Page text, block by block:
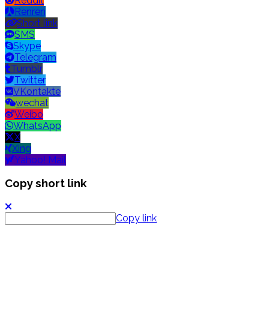
Renren
Short link
SMS
Skype
Telegram
Tumblr
Twitter
VKontakte
wechat
Weibo
WhatsApp
X
Xing
Yahoo! Mail
Copy short link
Copy link